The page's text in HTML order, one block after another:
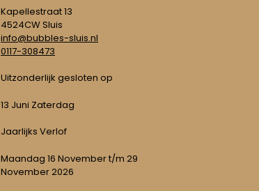
Kapellestraat 13
4524CW Sluis
info@bubbles-sluis.nl
0117-308473
Uitzonderlijk gesloten op
13 Juni Zaterdag
Jaarlijks Verlof
Maandag 16 November t/m 29
November 2026